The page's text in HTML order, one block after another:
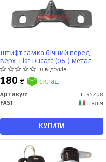
Штифт замка бічний перед.
верх. Fiat Ducato (06-) метал
(FT95208) Fast0 відгуків
180 ₴ склад
Артикул:
FT95208
FAST
Італія
КУПИТИ